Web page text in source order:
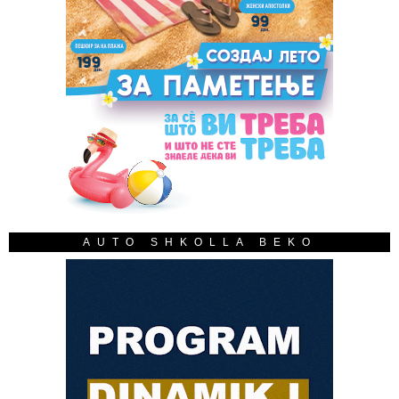
AUTO SHKOLLA BEKO